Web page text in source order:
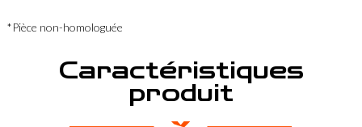
*Pièce non-homologuée
Caractéristiques
produit